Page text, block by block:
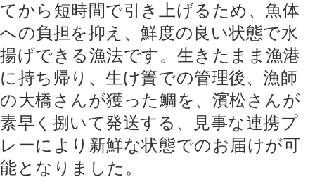
てから短時間で引き上げるため、魚体
への負担を抑え、鮮度の良い状態で水
揚げできる漁法です。生きたまま漁港
に持ち帰り、生け簀での管理後、漁師
の大橋さんが獲った鯛を、濱松さんが
素早く捌いて発送する、見事な連携プ
レーに より新鮮な状態でのお届けが可
能となりました。